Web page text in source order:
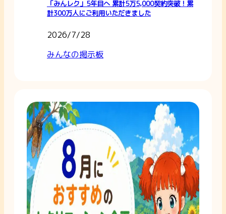
「みんレク」5年目へ 累計5万5,000契約突破！累
計300万人にご利用いただきました
2026/7/28
みんなの掲示板